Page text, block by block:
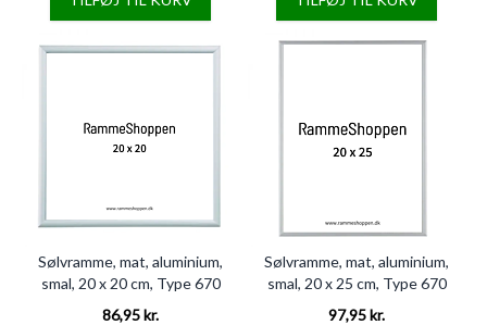
Sølvramme, mat, aluminium,
smal, 20 x 20 cm, Type 670
86,95 kr.
Sølvramme, mat, aluminium,
smal, 20 x 25 cm, Type 670
97,95 kr.